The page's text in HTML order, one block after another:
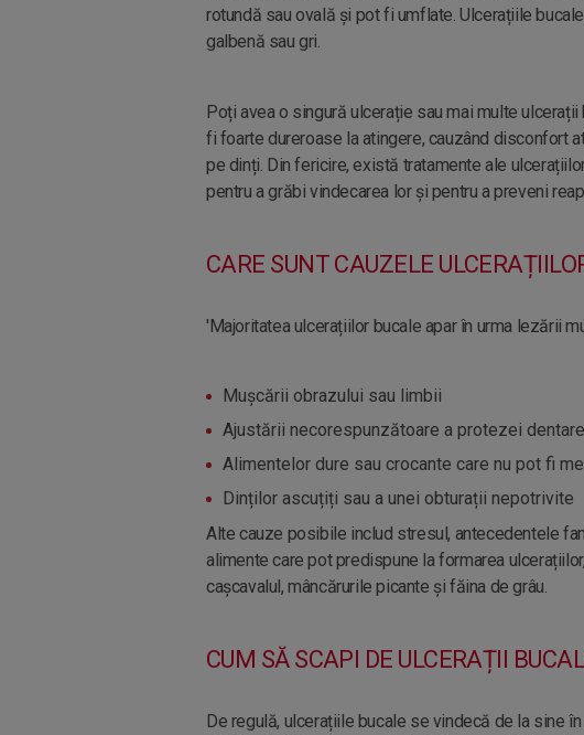
rotundă sau ovală și pot fi umflate. Ulcerațiile
galbenă sau gri.
Poți avea o singură ulcerație sau mai multe
fi foarte dureroase la atingere, cauzând disconfort
pe dinți. Din fericire, există tratamente ale
pentru a grăbi vindecarea lor și pentru a preveni
CARE SUNT CAUZELE
'Majoritatea ulcerațiilor bucale apar în urma lezării
Mușcării obrazului sau limbii
Ajustării necorespunzătoare a protezei dentare
Alimentelor dure sau crocante care nu pot fi
Dinților ascuțiți sau a unei obturații nepotrivite
Alte cauze posibile includ stresul, antecedentele
alimente care pot predispune la formarea
caşcavalul, mâncărurile picante și făina de grâu.
CUM SĂ SCAPI DE ULCERAȚII
De regulă, ulcerațiile bucale se vindecă de la sine